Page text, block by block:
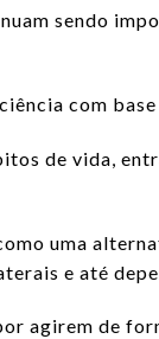
sendo
com
de vida,
uma
e até
agirem de